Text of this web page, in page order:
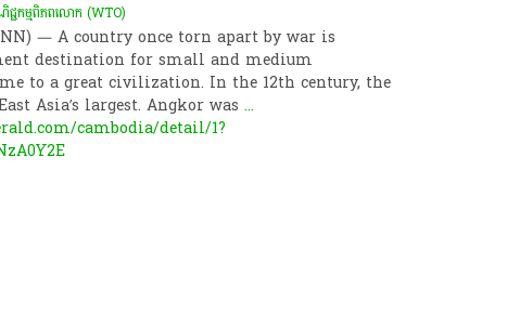
ជ្ជកម្ម​ពិភពលោក (WTO)
— A country once torn apart by war is
destination for small and medium
to a great civilization. In the 12th century, the
Asia’s largest. Angkor was...
cambodia/detail/1?